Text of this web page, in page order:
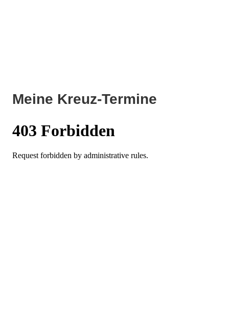
Meine Kreuz-Termine